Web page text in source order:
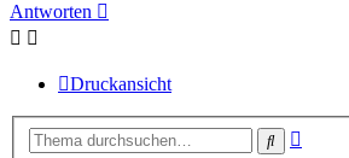
Antworten
Druckansicht
Suche